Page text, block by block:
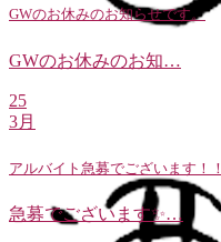
GWのお休みのお知らせです。
GWのお休みのお知…
25
3月
アルバイト急募でございます！！
急募でございます✨…